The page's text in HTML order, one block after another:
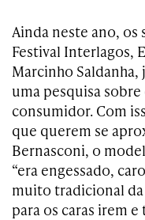
Ainda neste ano,
Festival Interlagos,
Marcinho
uma pesquisa
consumidor. Com
que querem se
Bernasconi, o
“era engessado,
muito tradicional da
para os caras irem